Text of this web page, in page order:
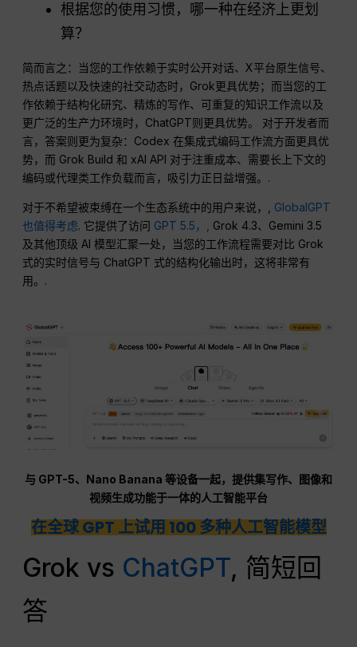
根据您的使用习惯，哪一种在经济上更划
算？
简而言之：当您的工作依赖于实时公开对话、X平台原生信号、
热点话题以及快速的社交动态时，Grok更具优势；而当您的工
作依赖于结构化研究、精炼的写作、可重复的知识工作流以及
更广泛的生产力环境时，ChatGPT则更具优势。 对于开发者而
言，答案则更为复杂：Codex 在集成式编码工作流方面更具优
势，而 Grok Build 和 xAI API 对于注重成本、需要长上下文的
编码或代理类工作负载而言，吸引力正日益增强。.
对于不希望被束缚在一个生态系统中的用户来说，, GlobalGPT
也值得考虑. 它提供了访问 GPT 5.5，, Grok 4.3、Gemini 3.5
及其他顶级 AI 模型汇聚一处，当您的工作流程需要对比 Grok
式的实时信号与 ChatGPT 式的结构化输出时，这将非常有
用。.
与 GPT-5、Nano Banana 等设备一起，提供集写作、图像和
视频生成功能于一体的人工智能平台
在全球 GPT 上试用 100 多种人工智能模型
Grok vs ChatGPT, 简短回
答